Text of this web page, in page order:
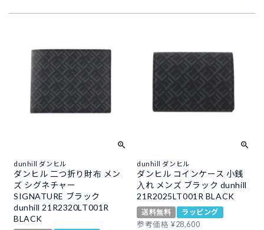
dunhill ダンヒル
ダンヒル 二つ折り財布 メン
ズ シグネチャー
SIGNATURE ブラック
dunhill 21R2320LT001R
BLACK
dunhill ダンヒル
ダンヒル コインケース 小銭
入れ メンズ ブラック dunhill
21R2025LT001R BLACK
送料無料
ラッピング
参考価格 ¥28,600